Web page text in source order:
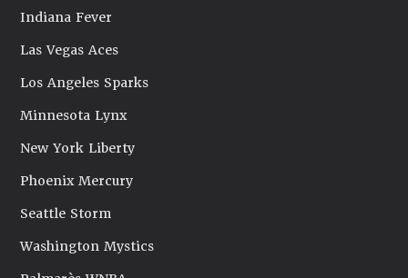
Indiana Fever
Las Vegas Aces
Los Angeles Sparks
Minnesota Lynx
New York Liberty
Phoenix Mercury
Seattle Storm
Washington Mystics